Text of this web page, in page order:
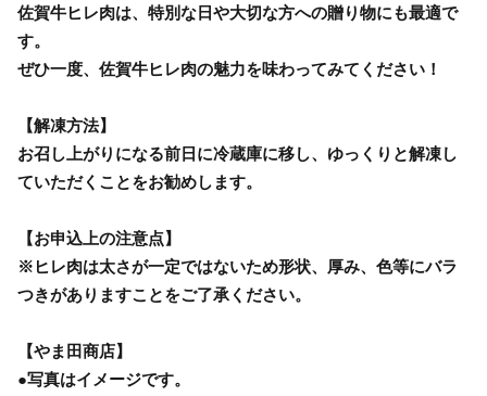
佐賀牛ヒレ肉は、特別な日や大切な方への贈り物にも最適で
す。
ぜひ一度、佐賀牛ヒレ肉の魅力を味わってみてください！
【解凍方法】
お召し上がりになる前日に冷蔵庫に移し、ゆっくりと解凍し
ていただくことをお勧めします。
【お申込上の注意点】
※ヒレ肉は太さが一定ではないため形状、厚み、色等にバラ
つきがありますことをご了承ください。
【やま田商店】
●写真はイメージです。